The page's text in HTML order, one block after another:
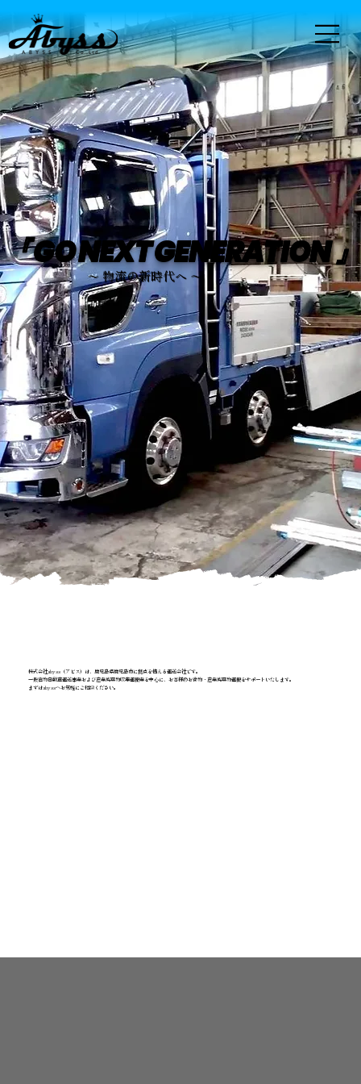
『 GO NEXT GENERATION 』
～ 物流の新時代へ ～
株式会社abyss（アビス）は、鹿児島県鹿児島市に拠点を構える運送会社です。
一般貨物自動車運送事業および産業廃棄物収集運搬業を中心に、お客様のお荷物・産業廃棄物運搬をサポートいたします。
まずはabyssへお気軽にご相談ください。